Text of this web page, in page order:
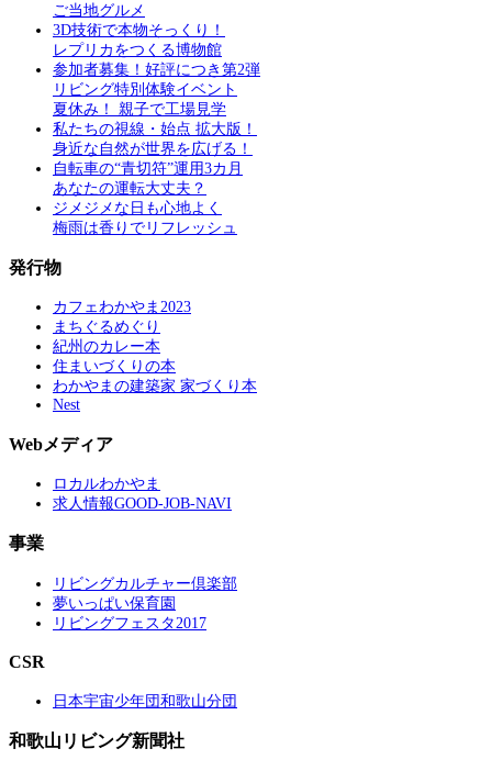
ご当地グルメ
3D技術で本物そっくり！
レプリカをつくる博物館
参加者募集！好評につき第2弾
リビング特別体験イベント
夏休み！ 親子で工場見学
私たちの視線・始点 拡大版！
身近な自然が世界を広げる！
自転車の“青切符”運用3カ月
あなたの運転大丈夫？
ジメジメな日も心地よく
梅雨は香りでリフレッシュ
発行物
カフェわかやま2023
まちぐるめぐり
紀州のカレー本
住まいづくりの本
わかやまの建築家 家づくり本
Nest
Webメディア
ロカルわかやま
求人情報GOOD-JOB-NAVI
事業
リビングカルチャー倶楽部
夢いっぱい保育園
リビングフェスタ2017
CSR
日本宇宙少年団和歌山分団
和歌山リビング新聞社